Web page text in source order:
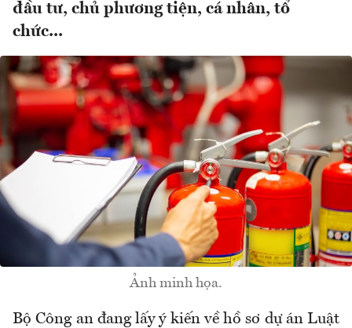
đầu tư, chủ phương tiện, cá nhân, tổ
chức...
Ảnh minh họa.
Bộ Công an đang lấy ý kiến về hồ sơ dự án Luật